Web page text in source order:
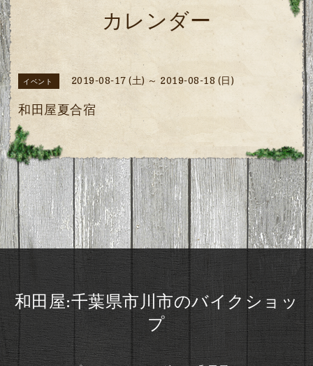
カレンダー
イベント 2019-08-17 (土) ～ 2019-08-18 (日)
和田屋夏合宿
和田屋:千葉県市川市のバイクショッ
プ